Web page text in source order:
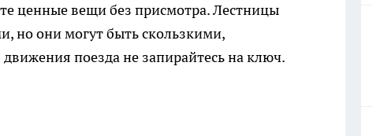
ценные вещи без присмотра. Лестницы
но они могут быть скользкими,
поезда не запирайтесь на ключ.